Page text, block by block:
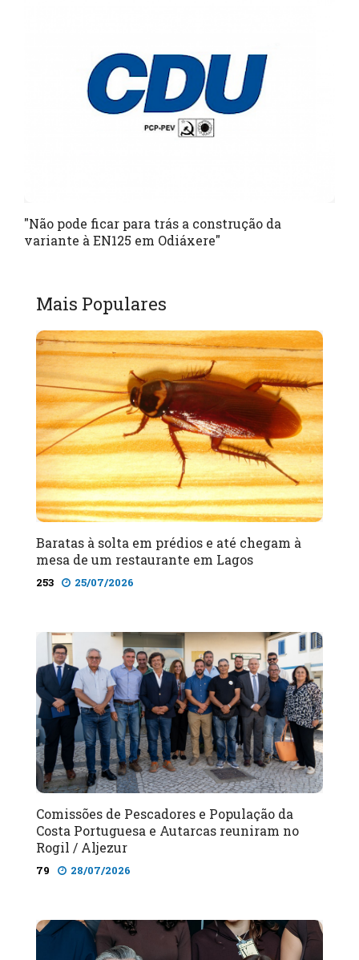
"Não pode ficar para trás a construção da
variante à EN125 em Odiáxere"
Mais Populares
Baratas à solta em prédios e até chegam à
mesa de um restaurante em Lagos
253 25/07/2026
Comissões de Pescadores e População da
Costa Portuguesa e Autarcas reuniram no
Rogil / Aljezur
79 28/07/2026